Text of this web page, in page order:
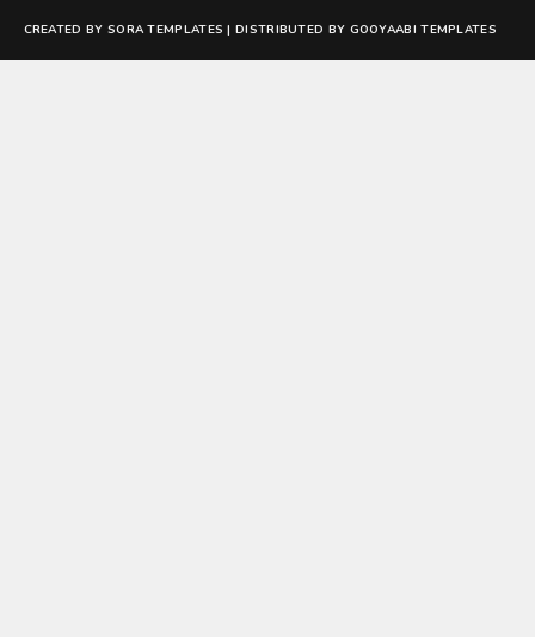
CREATED BY SORA TEMPLATES | DISTRIBUTED BY GOOYAABI TEMPLATES